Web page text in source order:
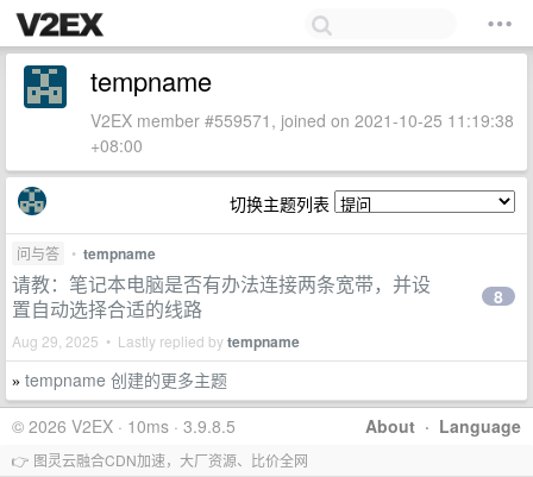
tempname
V2EX member #559571, joined on 2021-10-25 11:19:38
+08:00
切换主题列表
问与答 • tempname
请教：笔记本电脑是否有办法连接两条宽带，并设
置自动选择合适的线路
Aug 29, 2025 • Lastly replied bytempname
8
» tempname 创建的更多主题
About · Language
© 2026 V2EX · 10ms · 3.9.8.5
👉 图灵云融合CDN加速，大厂资源、比价全网